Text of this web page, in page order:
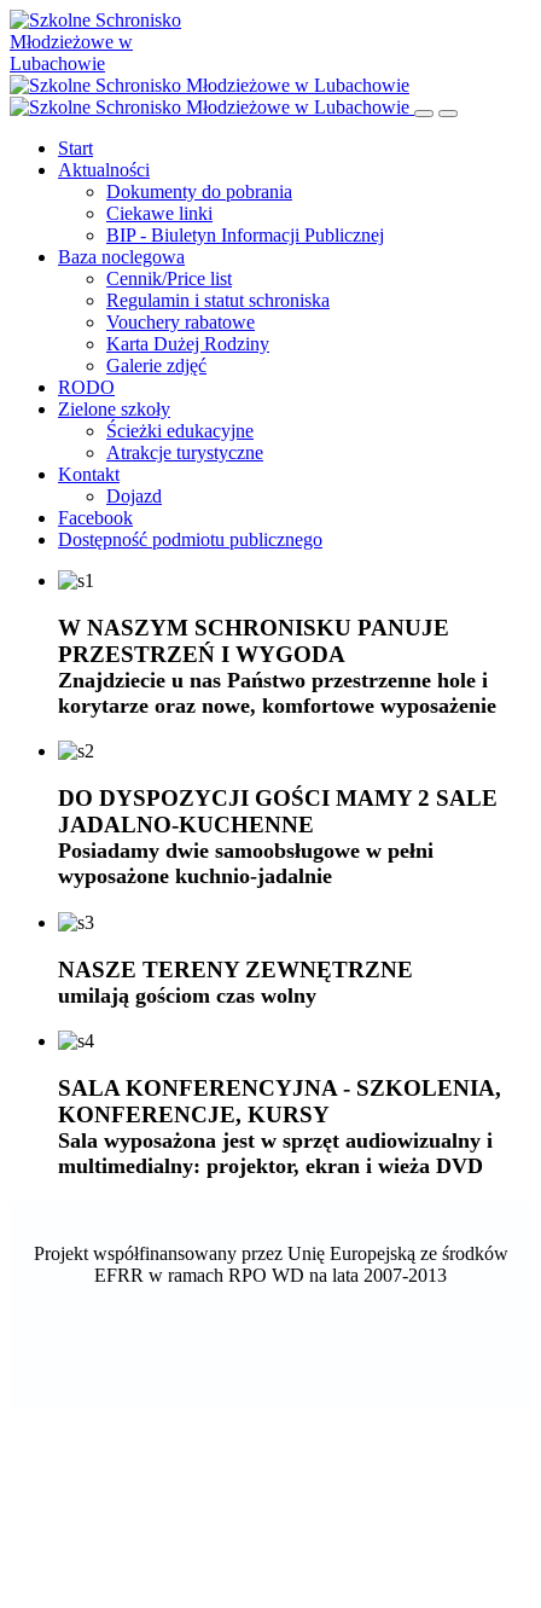
Start
Aktualności
Dokumenty do pobrania
Ciekawe linki
BIP - Biuletyn Informacji Publicznej
Baza noclegowa
Cennik/Price list
Regulamin i statut schroniska
Vouchery rabatowe
Karta Dużej Rodziny
Galerie zdjęć
RODO
Zielone szkoły
Ścieżki edukacyjne
Atrakcje turystyczne
Kontakt
Dojazd
Facebook
Dostępność podmiotu publicznego
W NASZYM SCHRONISKU PANUJE
PRZESTRZEŃ I WYGODA
Znajdziecie u nas Państwo przestrzenne hole i
korytarze oraz nowe, komfortowe wyposażenie
DO DYSPOZYCJI GOŚCI MAMY 2 SALE
JADALNO-KUCHENNE
Posiadamy dwie samoobsługowe w pełni
wyposażone kuchnio-jadalnie
NASZE TERENY ZEWNĘTRZNE
umilają gościom czas wolny
SALA KONFERENCYJNA - SZKOLENIA,
KONFERENCJE, KURSY
Sala wyposażona jest w sprzęt audiowizualny i
multimedialny: projektor, ekran i wieża DVD
Projekt współfinansowany przez Unię Europejską ze środków
EFRR w ramach RPO WD na lata 2007-2013